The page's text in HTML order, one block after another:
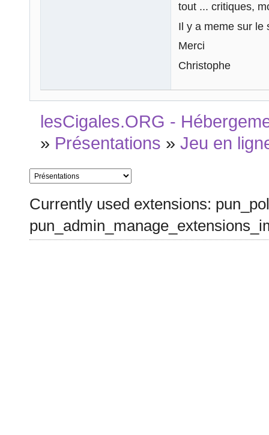
tout ... critiques,
Il y a meme sur le
Merci
Christophe
lesCigales.ORG -
» Présentations »Jeu en
Currently used extensions: